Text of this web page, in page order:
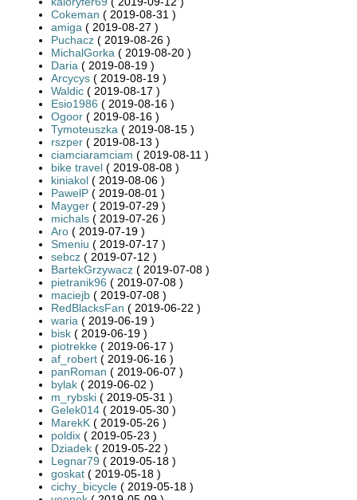
Cokeman ( 2019-08-31 )
amiga ( 2019-08-27 )
Puchacz ( 2019-08-26 )
MichalGorka ( 2019-08-20 )
Daria ( 2019-08-19 )
Arcycys ( 2019-08-19 )
Waldic ( 2019-08-17 )
Esio1986 ( 2019-08-16 )
Ogoor ( 2019-08-16 )
Tymoteuszka ( 2019-08-15 )
rszper ( 2019-08-13 )
ciamciaramciam ( 2019-08-11 )
bike travel ( 2019-08-08 )
kiniakol ( 2019-08-06 )
PawelP ( 2019-08-01 )
Mayger ( 2019-07-29 )
michals ( 2019-07-26 )
Aro ( 2019-07-19 )
Smeniu ( 2019-07-17 )
sebcz ( 2019-07-12 )
BartekGrzywacz ( 2019-07-08 )
pietranik96 ( 2019-07-08 )
maciejb ( 2019-07-08 )
RedBlacksFan ( 2019-06-22 )
waria ( 2019-06-19 )
bisk ( 2019-06-19 )
piotrekke ( 2019-06-17 )
af_robert ( 2019-06-16 )
panRoman ( 2019-06-07 )
bylak ( 2019-06-02 )
m_rybski ( 2019-05-31 )
Gelek014 ( 2019-05-30 )
MarekK ( 2019-05-26 )
poldix ( 2019-05-23 )
Dziadek ( 2019-05-22 )
Legnar79 ( 2019-05-18 )
goskat ( 2019-05-18 )
cichy_bicycle ( 2019-05-18 )